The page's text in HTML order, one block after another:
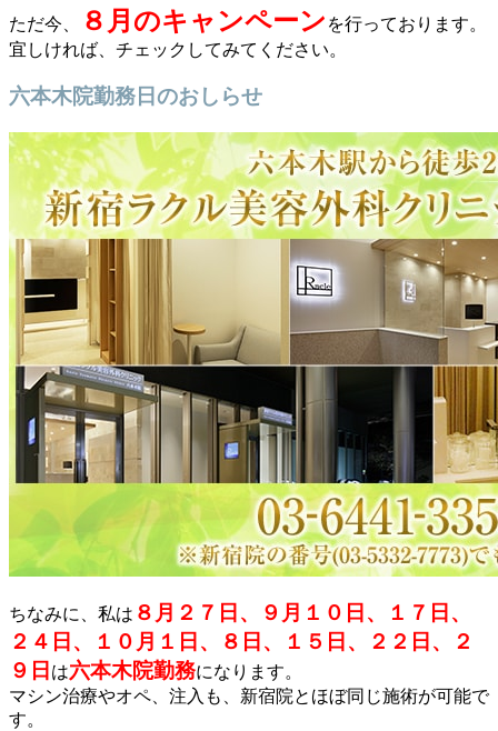
ただ今、 ８月のキャンペーン を行っております。
宜しければ、チェックしてみてください。
六本木院勤務日のおしらせ
ちなみに、私は ８月２７日、９月１０日、１７日、
２４日、１０月１日、８日、１５日、２２日、２
９日 は六本木院勤務になります。
マシン治療やオペ、注入も、新宿院とほぼ同じ施術が可能で
す。